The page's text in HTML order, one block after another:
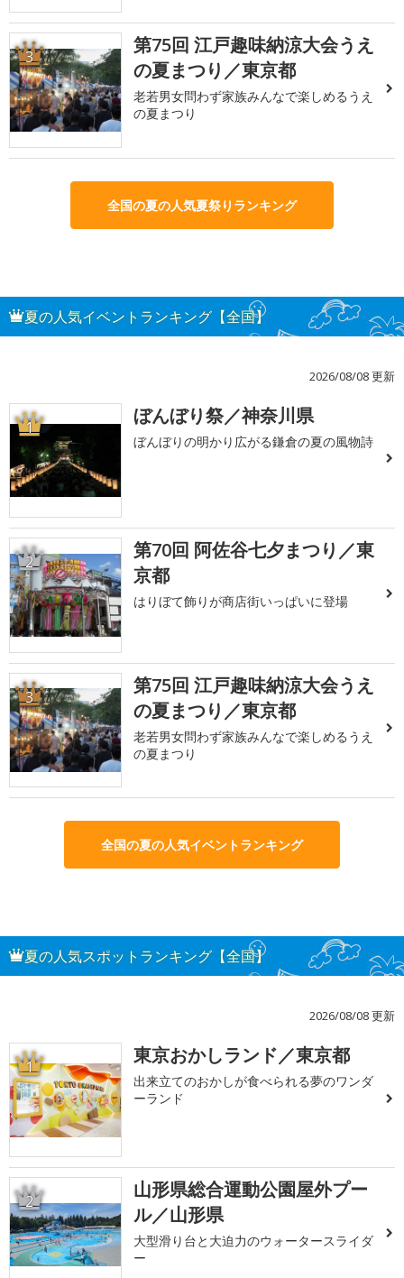
3
第75回 江戸趣味納涼大会うえ
の夏まつり／東京都
老若男女問わず家族みんなで楽しめるうえ
の夏まつり
全国の夏の人気夏祭りランキング
夏の人気イベントランキング【全国】
2026/08/08 更新
1 ぼんぼり祭／神奈川県
ぼんぼりの明かり広がる鎌倉の夏の風物詩
2
第70回 阿佐谷七夕まつり／東
京都
はりぼて飾りが商店街いっぱいに登場
3
第75回 江戸趣味納涼大会うえ
の夏まつり／東京都
老若男女問わず家族みんなで楽しめるうえ
の夏まつり
全国の夏の人気イベントランキング
夏の人気スポットランキング【全国】
2026/08/08 更新
1 東京おかしランド／東京都
出来立てのおかしが食べられる夢のワンダ
ーランド
2
山形県総合運動公園屋外プー
ル／山形県
大型滑り台と大迫力のウォータースライダ
ー